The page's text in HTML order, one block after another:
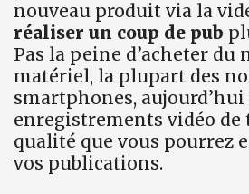
nouveau produit via la
réaliser un coup de pub
Pas la peine d’acheter du
matériel, la plupart des
smartphones,
enregistrements vidéo de
qualité que vous pourrez
vos publications.